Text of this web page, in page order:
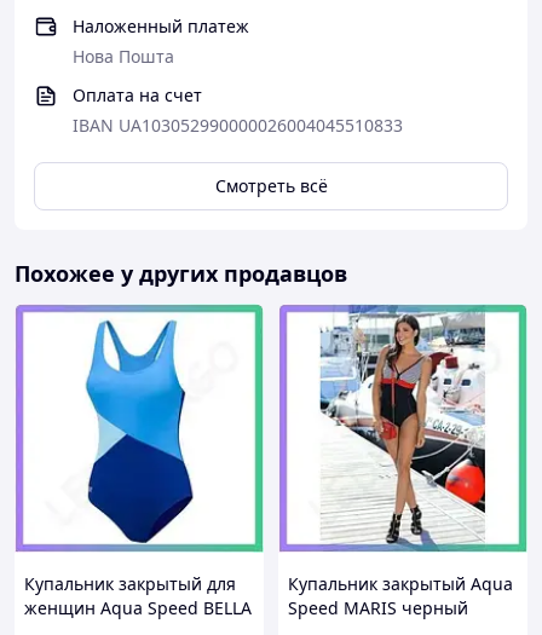
Наложенный платеж
Нова Пошта
Оплата на счет
IBAN UA103052990000026004045510833
Смотреть всё
Похожее у других продавцов
Купальник закрытый для
женщин Aqua Speed BELLA
Купальник закрытый Aqua
Speed MARIS черный